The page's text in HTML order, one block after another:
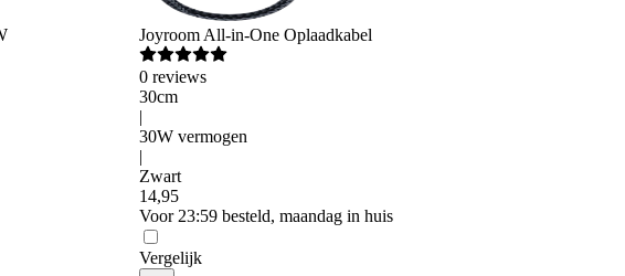
Joyroom All-in-One Oplaadkabel
0 reviews
30cm
|
30W vermogen
|
Zwart
14,95
Voor 23:59 besteld, maandag in huis
Vergelijk